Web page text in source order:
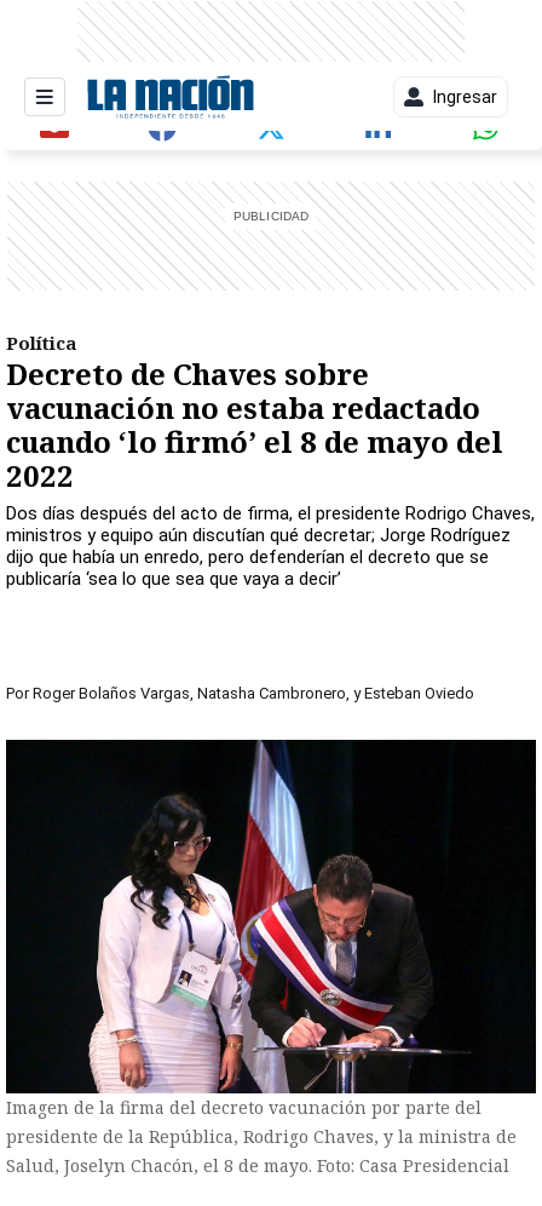
Ingresar
Política
Decreto de Chaves sobre
vacunación no estaba redactado
cuando ‘lo firmó’ el 8 de mayo del
2022
Dos días después del acto de firma, el presidente Rodrigo Chaves,
ministros y equipo aún discutían qué decretar; Jorge Rodríguez
dijo que había un enredo, pero defenderían el decreto que se
publicaría ‘sea lo que sea que vaya a decir’
Por Roger Bolaños Vargas, Natasha Cambronero, y Esteban Oviedo
Imagen de la firma del decreto vacunación por parte del
presidente de la República, Rodrigo Chaves, y la ministra de
Salud, Joselyn Chacón, el 8 de mayo. Foto: Casa Presidencial